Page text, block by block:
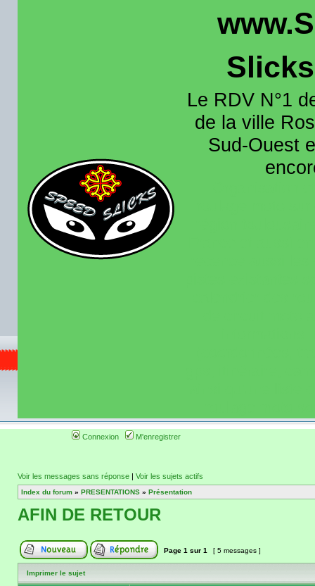
Le RDV N°1
de la ville
Sud-Ouest
Connexion M'enregistrer
Voir les messages sans réponse | Voir les sujets actifs
Index du forum » PRESENTATIONS » Présentation
AFIN DE RETOUR
Page 1 sur 1 [ 5 messages ]
Imprimer le sujet